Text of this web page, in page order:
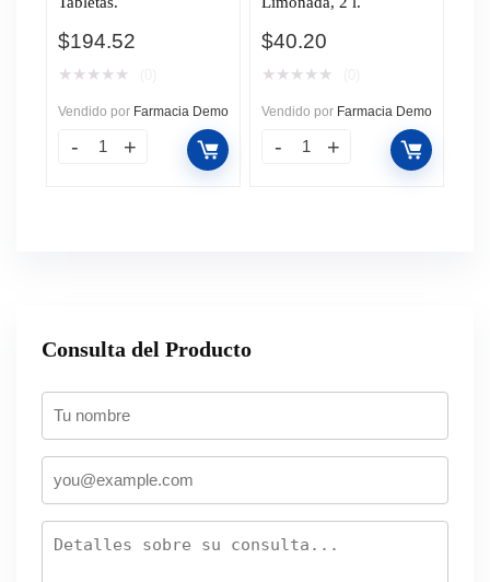
$194.52
★ ★ ★ ★ ★
Vendido por Farmacia Demo
$40.20
★ ★ ★ ★ ★
Vendido por Farmacia Demo
Consulta del Producto